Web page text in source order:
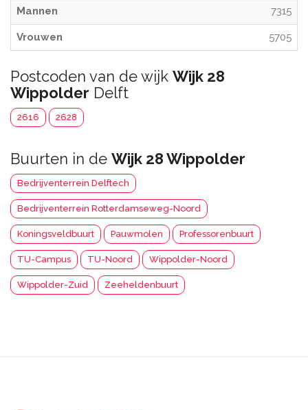
Mannen 7315
Vrouwen 5705
Postcoden van de wijk Wijk 28
Wippolder Delft
2616 2628
Buurten in de Wijk 28 Wippolder
Bedrijventerrein Delftech
Bedrijventerrein Rotterdamseweg-Noord
Koningsveldbuurt Pauwmolen Professorenbuurt
TU-Campus TU-Noord Wippolder-Noord
Wippolder-Zuid Zeeheldenbuurt